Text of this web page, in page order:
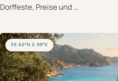
Dorffeste, Preise und …
39.62°N 2.99°E